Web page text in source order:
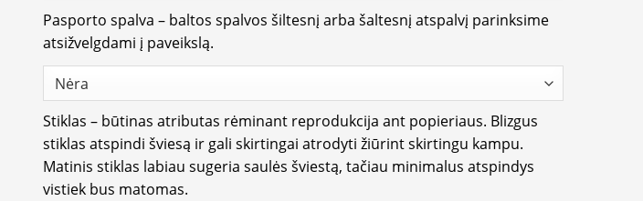
Pasporto spalva – baltos spalvos šiltesnį arba šaltesnį atspalvį parinksime
atsižvelgdami į paveikslą.
Stiklas – būtinas atributas rėminant reprodukcija ant popieriaus. Blizgus
stiklas atspindi šviesą ir gali skirtingai atrodyti žiūrint skirtingu kampu.
Matinis stiklas labiau sugeria saulės šviestą, tačiau minimalus atspindys
vistiek bus matomas.